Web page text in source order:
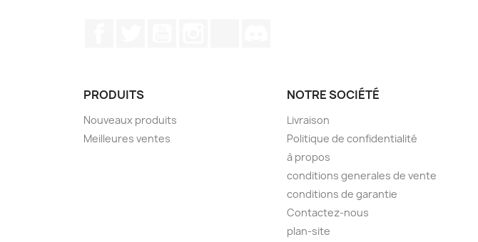
PRODUITS
Nouveaux produits
Meilleures ventes
NOTRE SOCIÉTÉ
Livraison
Politique de confidentialité
à propos
conditions generales de vente
conditions de garantie
Contactez-nous
plan-site